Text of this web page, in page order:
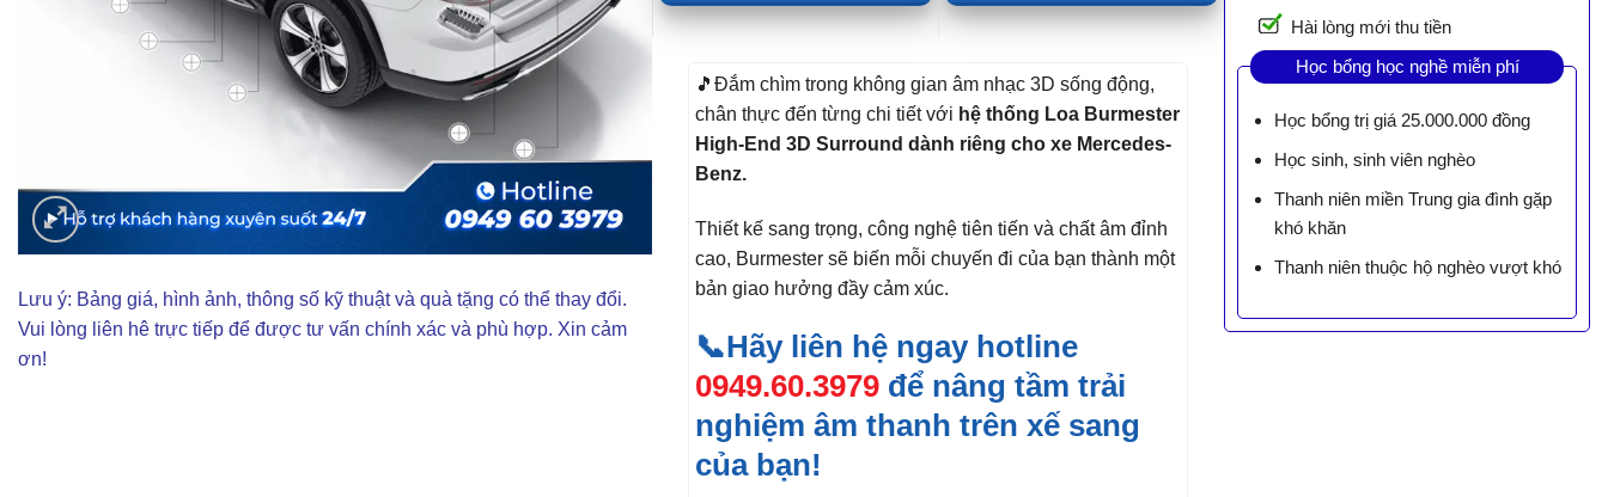
Lưu ý: Bảng giá, hình ảnh, thông số kỹ thuật và quà tặng có thể thay đổi.
Vui lòng liên hê trực tiếp để được tư vấn chính xác và phù hợp. Xin cảm
ơn!
🎵Đắm chìm trong không gian âm nhạc 3D sống động,
chân thực đến từng chi tiết với hệ thống Loa Burmester
High-End 3D Surround dành riêng cho xe Mercedes-
Benz.
Thiết kế sang trọng, công nghệ tiên tiến và chất âm đỉnh
cao, Burmester sẽ biến mỗi chuyến đi của bạn thành một
bản giao hưởng đầy cảm xúc.
📞Hãy liên hệ ngay hotline
0949.60.3979 để nâng tầm trải
nghiệm âm thanh trên xế sang
của bạn!
Hài lòng mới thu tiền
Học bổng học nghề miễn phí
Học bổng trị giá 25.000.000 đồng
Học sinh, sinh viên nghèo
Thanh niên miền Trung gia đình gặp
khó khăn
Thanh niên thuộc hộ nghèo vượt khó